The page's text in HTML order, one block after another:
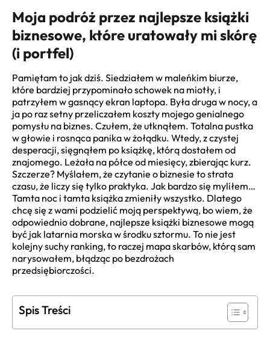
Moja podróż przez najlepsze książki
biznesowe, które uratowały mi skórę
(i portfel)
Pamiętam to jak dziś. Siedziałem w maleńkim biurze,
które bardziej przypominało schowek na miotły, i
patrzyłem w gasnący ekran laptopa. Była druga w nocy, a
ja po raz setny przeliczałem koszty mojego genialnego
pomysłu na biznes. Czułem, że utknąłem. Totalna pustka
w głowie i rosnąca panika w żołądku. Wtedy, z czystej
desperacji, sięgnąłem po książkę, którą dostałem od
znajomego. Leżała na półce od miesięcy, zbierając kurz.
Szczerze? Myślałem, że czytanie o biznesie to strata
czasu, że liczy się tylko praktyka. Jak bardzo się myliłem…
Tamta noc i tamta książka zmieniły wszystko. Dlatego
chcę się z wami podzielić moją perspektywą, bo wiem, że
odpowiednio dobrane, najlepsze książki biznesowe mogą
być jak latarnia morska w środku sztormu. To nie jest
kolejny suchy ranking, to raczej mapa skarbów, którą sam
narysowałem, błądząc po bezdrożach
przedsiębiorczości.
Spis Treści